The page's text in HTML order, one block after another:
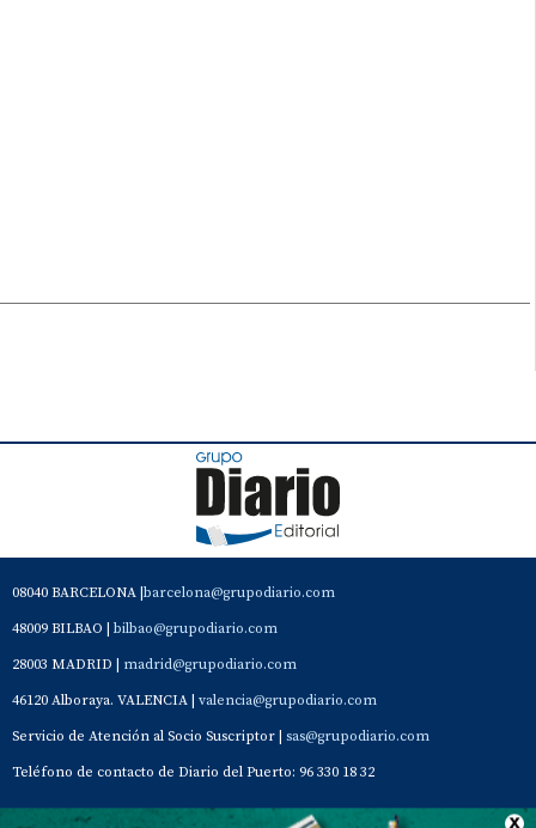
08040 BARCELONA | barcelona@grupodiario.com
48009 BILBAO | bilbao@grupodiario.com
28003 MADRID | madrid@grupodiario.com
46120 Alboraya. VALENCIA | valencia@grupodiario.com
Servicio de Atención al Socio Suscriptor | sas@grupodiario.com
Teléfono de contacto de Diario del Puerto: 96 330 18 32
Contacto Aviso Legal Quiénes somos Política de privacidad